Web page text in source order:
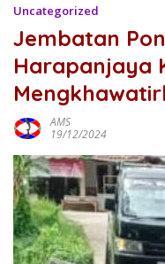
Uncategorized
Jembatan
Harapanjaya
AMS
19/12/2024